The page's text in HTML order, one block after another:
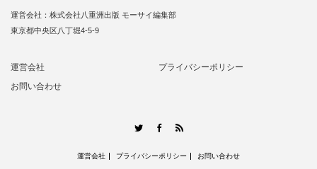
運営会社：株式会社八重洲出版 モーサイ編集部
東京都中央区八丁堀4-5-9
運営会社
プライバシーポリシー
お問い合わせ
TwitterFacebook
運営会社 プライバシーポリシー お問い合わせ